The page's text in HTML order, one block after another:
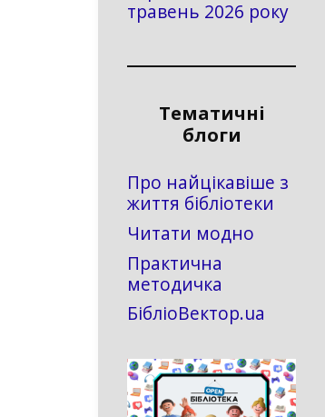
травень 2026 року
Тематичні
блоги
Про найцікавіше з
життя бібліотеки
Читати модно
Практична
методичка
БібліоВектор.ua